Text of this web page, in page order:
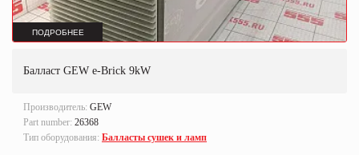
ПОДРОБНЕЕ
Балласт GEW e-Brick 9kW
Производитель: GEW
Part number: 26368
Тип оборудования: Балласты сушек и ламп